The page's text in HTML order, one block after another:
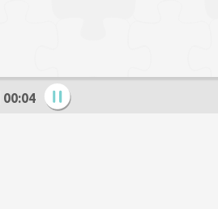
00:05